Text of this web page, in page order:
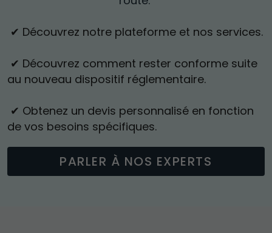
✔ Découvrez notre plateforme et nos services.
au nouveau dispositif réglementaire.
de vos besoins spécifiques.
PARLER À NOS EXPERTS